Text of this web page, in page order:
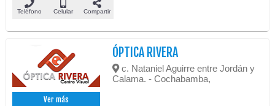
Teléfono Celular Compartir
Ver más
ÓPTICA RIVERA
c. Nataniel Aguirre entre Jordán y
Calama. - Cochabamba,